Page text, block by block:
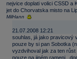
nejvice doplati volici CSSD a
jet do Chorvatska misto na
MilHann
21.07.2008 12:21
souhlas, já jako pravicový
pouze by si pan Sobotka
vyzdvihoval jak za ten růst
pouze na jiném